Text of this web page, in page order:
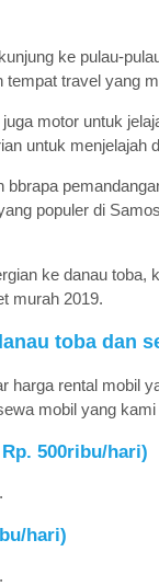
ke pulau-
tempat travel yang
motor untuk
untuk menjelajah
populer di
ke danau
murah 2019.
toba dan
harga rental mobil
mobil yang
500ribu/hari)
hari)